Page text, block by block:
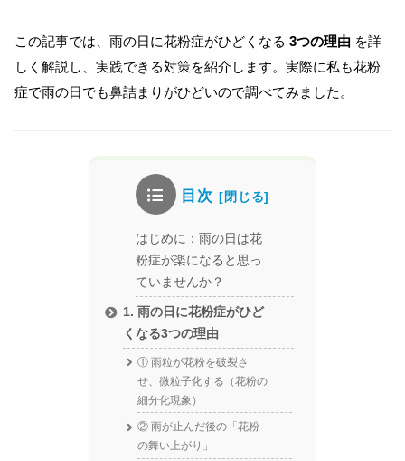
この記事では、雨の日に花粉症がひどくなる 3つの理由 を詳
しく解説し、実践できる対策を紹介します。実際に私も花粉
症で雨の日でも鼻詰まりがひどいので調べてみました。
目次
はじめに：雨の日は花
粉症が楽になると思っ
ていませんか？
1. 雨の日に花粉症がひど
くなる3つの理由
① 雨粒が花粉を破裂さ
せ、微粒子化する（花粉の
細分化現象）
② 雨が止んだ後の「花粉
の舞い上がり」